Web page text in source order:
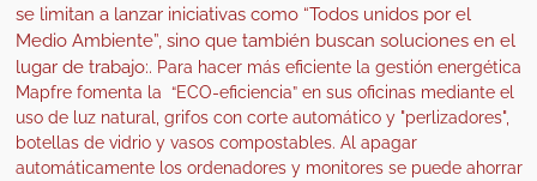
se limitan a lanzar iniciativas como “Todos unidos por el
Medio Ambiente”, sino que también buscan soluciones en el
lugar de trabajo:. Para hacer más eficiente la gestión energética
Mapfre fomenta la “ECO-eficiencia” en sus oficinas mediante el
uso de luz natural, grifos con corte automático y "perlizadores",
botellas de vidrio y vasos compostables. Al apagar
automáticamente los ordenadores y monitores se puede ahorrar